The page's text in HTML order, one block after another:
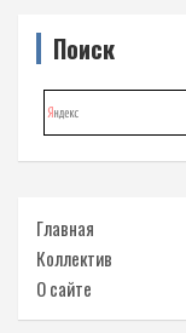
Поиск
Главная
Коллектив
О сайте